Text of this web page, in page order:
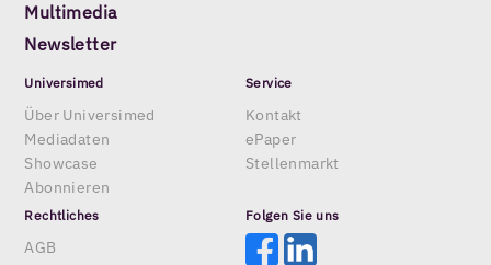
Multimedia
Newsletter
Universimed
Über Universimed
Mediadaten
Showcase
Abonnieren
Service
Kontakt
ePaper
Stellenmarkt
Rechtliches
AGB
Folgen Sie uns